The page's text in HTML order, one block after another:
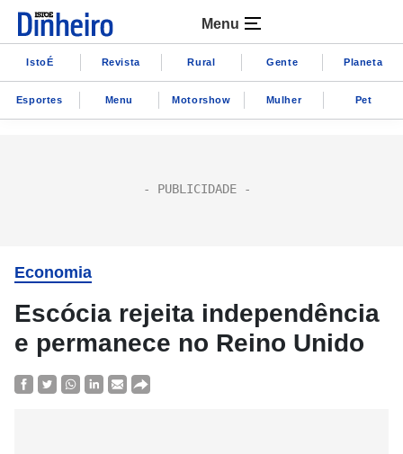
Menu
IstoÉ Revista Rural Gente Planeta
Esportes Menu Motorshow Mulher Pet
Economia
Escócia rejeita independência
e permanece no Reino Unido